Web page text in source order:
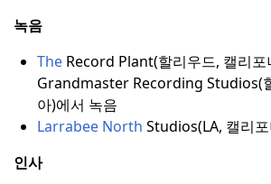
녹음
TheRecord Plant(할리우드, 캘리포
Grandmaster Recording Studios(
아)에서 녹음
Larrabee North Studios(LA, 캘리
인사